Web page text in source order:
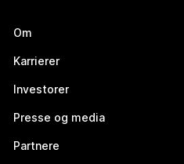
Om
Karrierer
Investorer
Presse og media
Partnere